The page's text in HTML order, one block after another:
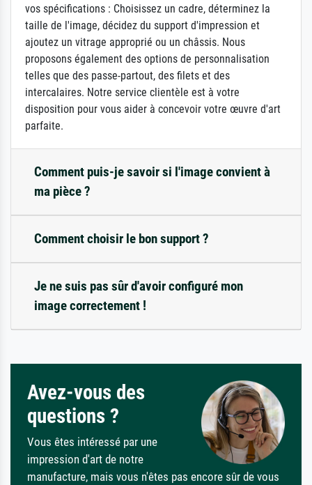
vos spécifications : Choisissez un cadre, déterminez la
taille de l'image, décidez du support d'impression et
ajoutez un vitrage approprié ou un châssis. Nous
proposons également des options de personnalisation
telles que des passe-partout, des filets et des
intercalaires. Notre service clientèle est à votre
disposition pour vous aider à concevoir votre œuvre d'art
parfaite.
Comment puis-je savoir si l'image convient à
ma pièce ?
Comment choisir le bon support ?
Je ne suis pas sûr d'avoir configuré mon
image correctement !
Avez-vous des
questions ?
Vous êtes intéressé par une
impression d'art de notre
manufacture, mais vous n'êtes pas encore sûr de vous